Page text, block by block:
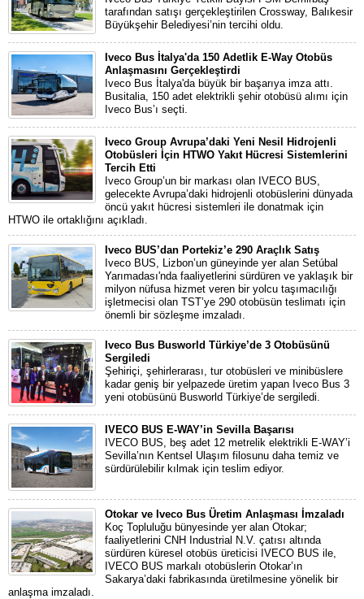
tarafından satışı gerçekleştirilen Crossway, Balıkesir
Büyükşehir Belediyesi’nin tercihi oldu.
Iveco Bus İtalya'da 150 Adetlik E-Way Otobüs
Anlaşmasını Gerçekleştirdi
Iveco Bus İtalya'da büyük bir başarıya imza attı.
Busitalia, 150 adet elektrikli şehir otobüsü alımı için
Iveco Bus’ı seçti.
Iveco Group Avrupa’daki Yeni Nesil Hidrojenli
Otobüsleri İçin HTWO Yakıt Hücresi Sistemlerini
Tercih Etti
Iveco Group’un bir markası olan IVECO BUS,
gelecekte Avrupa’daki hidrojenli otobüslerini dünyada
öncü yakıt hücresi sistemleri ile donatmak için
HTWO ile ortaklığını açıkladı.
Iveco BUS’dan Portekiz’e 290 Araçlık Satış
Iveco BUS, Lizbon’un güneyinde yer alan Setúbal
Yarımadası'nda faaliyetlerini sürdüren ve yaklaşık bir
milyon nüfusa hizmet veren bir yolcu taşımacılığı
işletmecisi olan TST’ye 290 otobüsün teslimatı için
önemli bir sözleşme imzaladı.
Iveco Bus Busworld Türkiye’de 3 Otobüsünü
Sergiledi
Şehiriçi, şehirlerarası, tur otobüsleri ve minibüslere
kadar geniş bir yelpazede üretim yapan Iveco Bus 3
yeni otobüsünü Busworld Türkiye’de sergiledi.
IVECO BUS E-WAY’in Sevilla Başarısı
IVECO BUS, beş adet 12 metrelik elektrikli E-WAY’i
Sevilla’nın Kentsel Ulaşım filosunu daha temiz ve
sürdürülebilir kılmak için teslim ediyor.
Otokar ve Iveco Bus Üretim Anlaşması İmzaladı
Koç Topluluğu bünyesinde yer alan Otokar;
faaliyetlerini CNH Industrial N.V. çatısı altında
sürdüren küresel otobüs üreticisi IVECO BUS ile,
IVECO BUS markalı otobüslerin Otokar’ın
Sakarya’daki fabrikasında üretilmesine yönelik bir
anlaşma imzaladı.